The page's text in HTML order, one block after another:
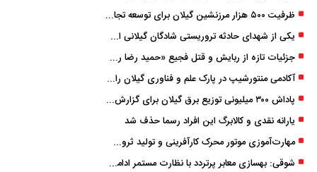
ظرفیت ۵۰۰ هزار مرزنشین گیلان برای توسعه تجارت فعال می‌شود
یکی از شهدای حادثه تروریستی شادگان گیلانی است/ شهادت «سینا سیاه‌ نژاد» در درگیری با اشرار مسلح
جزئیات تازه از ربایش و قتل فجیع «حمید رضا رجب زاده» مداح جوان تهرانی؛ ۴ متهم بازداشت شدند
آکادمی منتورشیپ در پارک علم و فناوری گیلان راه‌اندازی شد
پاداش ۳۰۰ میلیونی توزیع برق گیلان برای گزارش ماینرهای غیرمجاز
یارانه نقدی و کالابرگ این افراد رسما حذف شد
مهارت‌آموزی موتور محرک کارآفرینی و تولید ثروت است
شوقی: بهسازی معابر پرتردد با نظارت مستمر ادامه دارد